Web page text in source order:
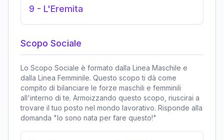
9 - L'Eremita
Scopo Sociale
Lo Scopo Sociale è formato dalla Linea Maschile e
dalla Linea Femminile. Questo scopo ti dà come
compito di bilanciare le forze maschili e femminili
all'interno di te. Armoizzando questo scopo, riuscirai a
trovare il tuo posto nel mondo lavorativo. Risponde alla
domanda "Io sono nata per fare questo!"